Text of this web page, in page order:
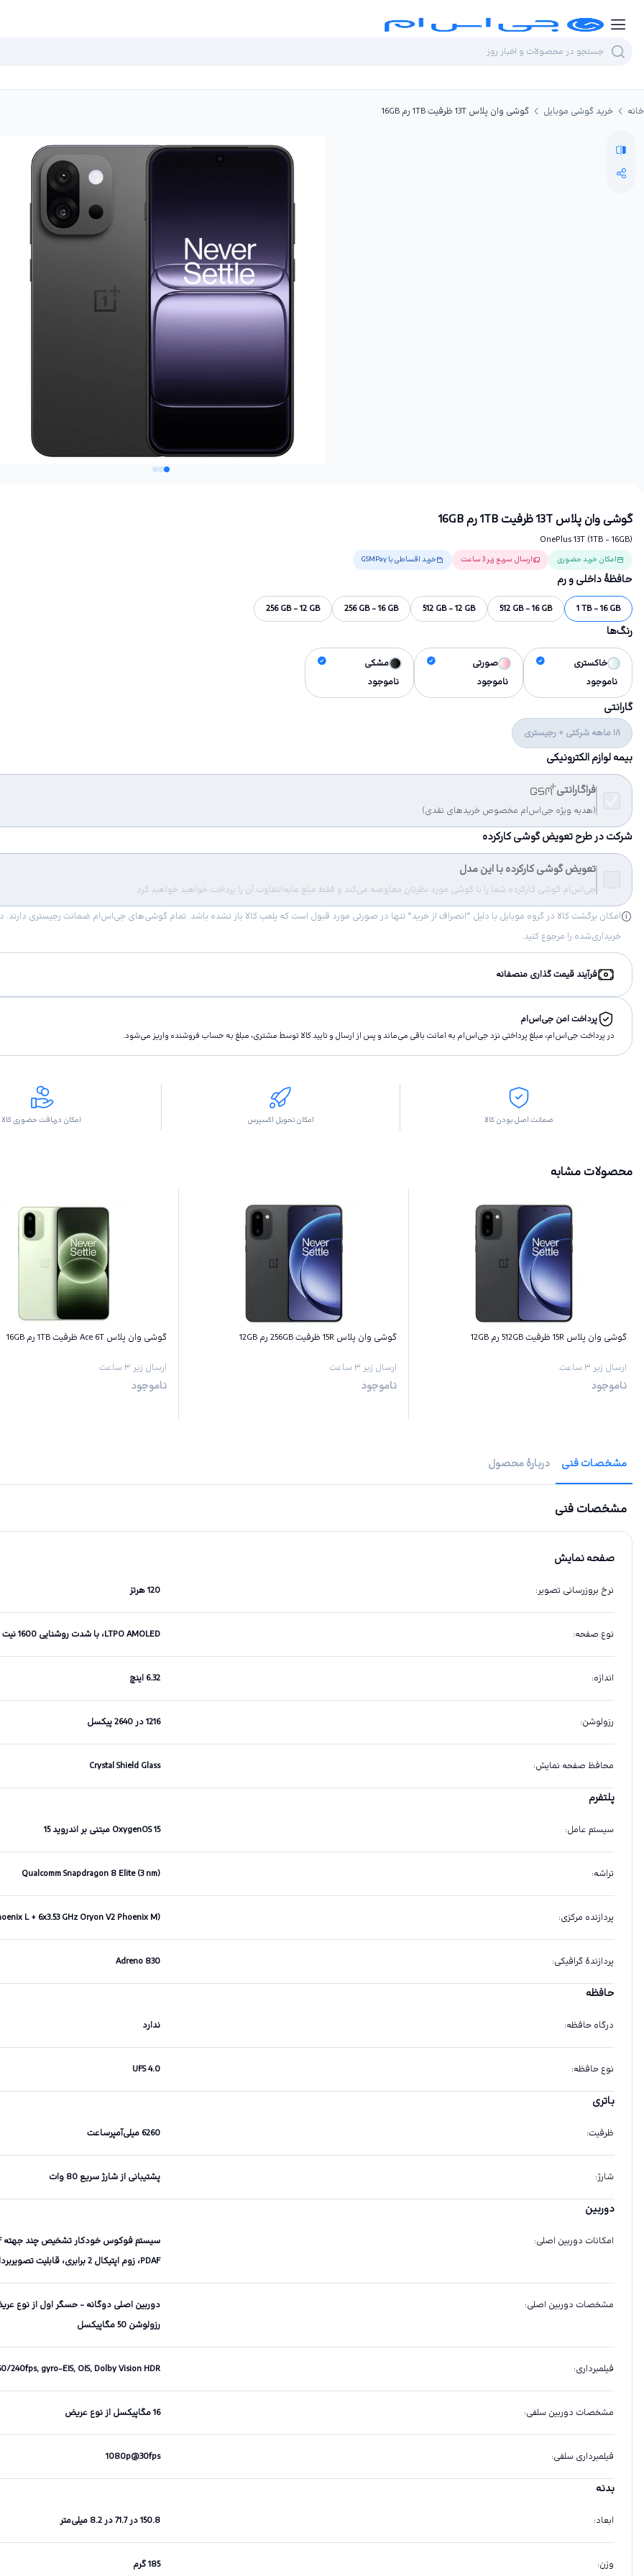
خانه خرید گوشی موبایل گوشی وان پلاس 13T ظرفیت 1TB رم 16GB
گوشی وان پلاس 13T ظرفیت 1TB رم 16GB
OnePlus 13T (1TB - 16GB)
امکان خرید حضوری ارسال سریع زیر 3 ساعت خرید اقساطی با GSMPay
حافظهٔ داخلی و رم
1 TB - 16 GB
512 GB - 16 GB
512 GB - 12 GB
256 GB - 16 GB
256 GB - 12 GB
رنگ‌ها
خاکستری
ناموجود
صورتی
ناموجود
مشکی
ناموجود
گارانتی
18 ماهه شرکتی + رجیستری
بیمه لوازم الکترونیکی
فراگارانتی
(هدیه ویژه جی‌اس‌ام مخصوص خریدهای نقدی)
شرکت در طرح تعویض گوشی کارکرده
تعویض گوشی کارکرده با این مدل
جی‌اس‌ام گوشی کارکرده شما را با گوشی مورد نظرتان معاوضه می‌کند و فقط مبلغ مابه‌التفاوت آن را پرداخت خواهید خواهید کرد.
خریداری‌شده را مرجوع کنید.
فرآیند قیمت گذاری منصفانه
پرداخت امن جی‌اس‌ام
در پرداخت جی‌اس‌ام، مبلغ پرداختى نزد جی‌اس‌ام به امانت باقى مى‌ماند و پس از ارسال و تاييد كالا توسط مشتری، مبلغ به حساب فروشنده واريز مى‌شود.
ضمانت اصل بودن کالا امکان تحویل اکسپرس امکان دریافت حضوری کالا
محصولات مشابه
گوشی وان پلاس 15R ظرفیت 512GB رم 12GB
ارسال زیر ۳ ساعت
ناموجود
گوشی وان پلاس 15R ظرفیت 256GB رم 12GB
ارسال زیر ۳ ساعت
ناموجود
گوشی وان پلاس Ace 6T ظرفیت 1TB رم 16GB
ارسال زیر ۳ ساعت
ناموجود
مشخصات فنی دربارهٔ محصول
مشخصات فنی
صفحه نمایش
نرخ بروزرسانی تصویر: 120 هرتز
نوع صفحه: LTPO AMOLED، با شدت روشنایی 1600 نیت
اندازه: 6.32 اینچ
رزولوشن: 1216 در 2640 پیکسل
محافظ صفحه نمایش:
Crystal Shield Glass
پلتفرم
سیستم عامل: OxygenOS 15 مبتنی بر اندروید 15
تراشه:
Qualcomm Snapdragon 8 Elite (3 nm)
پردازنده مرکزی:
L + 6x3.53 GHz Oryon V2 Phoenix M)
پردازندهٔ گرافیکی:
Adreno 830
حافظه
درگاه حافظه: ندارد
نوع حافظه:
UFS 4.0
باتری
ظرفیت: 6260 میلی‌آمپرساعت
شارژ: پشتیبانی از شارژ سریع 80 وات
دوربین
امکانات دوربین اصلی:
PDAF، زوم اپتیکال 2 برابری، قابلیت تصویربرداری HDR و پانوراما، حسگر طیف رنگی، LED flash
مشخصات دوربین اصلی:
رزولوشن 50 مگاپیکسل
فیلمبرداری:
gyro-EIS, OIS, Dolby Vision HDR
مشخصات دوربین سلفی: 16 مگاپیکسل از نوع عریض
فیلمبرداری سلفی:
1080p@30fps
بدنه
ابعاد: 150.8 در 71.7 در 8.2 میلی‌متر
وزن: 185 گرم